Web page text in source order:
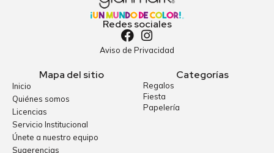
Redes sociales
Aviso de Privacidad
Mapa del sitio
Inicio
Quiénes somos
Licencias
Servicio Institucional
Únete a nuestro equipo
Sugerencias
Categorías
Regalos
Fiesta
Papelería